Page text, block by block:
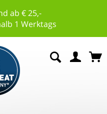
ab € 25,-
1 Werktags